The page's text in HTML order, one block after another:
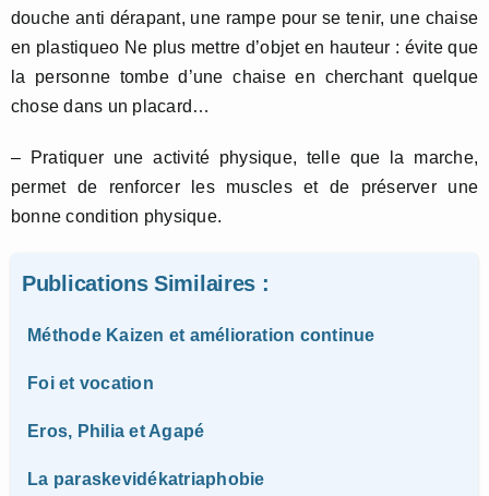
douche anti dérapant, une rampe pour se tenir, une chaise
en plastiqueo Ne plus mettre d’objet en hauteur : évite que
la personne tombe d’une chaise en cherchant quelque
chose dans un placard…
– Pratiquer une activité physique, telle que la marche,
permet de renforcer les muscles et de préserver une
bonne condition physique.
Publications Similaires :
Méthode Kaizen et amélioration continue
Foi et vocation
Eros, Philia et Agapé
La paraskevidékatriaphobie